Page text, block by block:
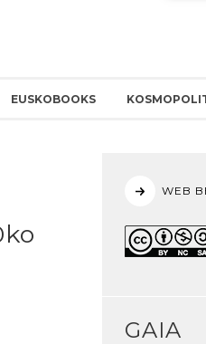
EUSKOBOOKS
WEB
GAIA